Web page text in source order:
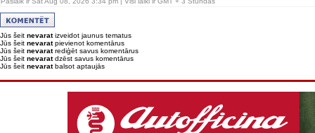
Jūs šeit nevaratizveidot jaunus tematus
Jūs šeit nevaratpievienot komentārus
Jūs šeit nevaratrediģēt savus komentārus
Jūs šeit nevaratdzēst savus komentārus
Jūs šeit nevaratbalsot aptaujās